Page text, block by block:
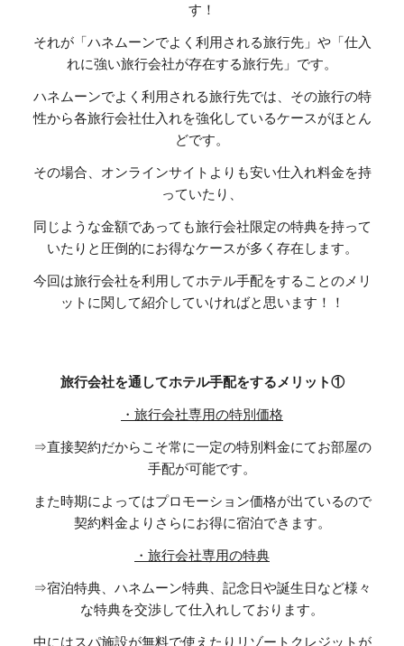
す！
それが「ハネムーンでよく利用される旅行先」や「仕入
れに強い旅行会社が存在する旅行先」です。
ハネムーンでよく利用される旅行先では、その旅行の特
性から各旅行会社仕入れを強化しているケースがほとん
どです。
その場合、オンラインサイトよりも安い仕入れ料金を持
っていたり、
同じような金額であっても旅行会社限定の特典を持って
いたりと圧倒的にお得なケースが多く存在します。
今回は旅行会社を利用してホテル手配をすることのメリ
ットに関して紹介していければと思います！！
旅行会社を通してホテル手配をするメリット①
・旅行会社専用の特別価格
⇒直接契約だからこそ常に一定の特別料金にてお部屋の
手配が可能です。
また時期によってはプロモーション価格が出ているので
契約料金よりさらにお得に宿泊できます。
・旅行会社専用の特典
⇒宿泊特典、ハネムーン特典、記念日や誕生日など様々
な特典を交渉して仕入れしております。
中にはスパ施設が無料で使えたりリゾートクレジットが